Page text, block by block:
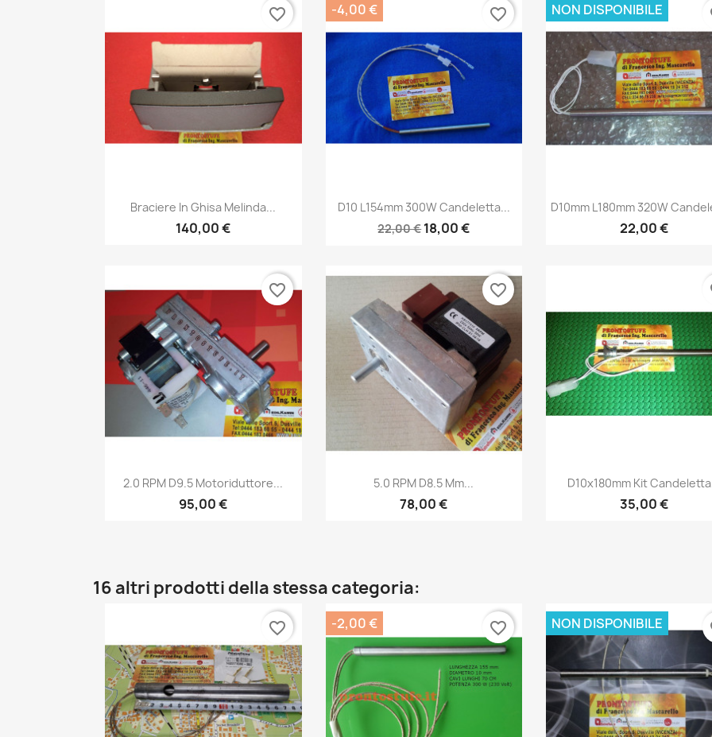
 Anteprima
Braciere In Ghisa Melinda...
140,00 €
favorite_border
Anteprima
D10 L154mm 300W Candeletta...
22,00 €18,00 €
-4,00 € favorite_border
Anteprima
D10mm L180mm 320W
22,00 €
NON DISPONIBILE
Anteprima
2.0 RPM D9.5 Motoriduttore...
95,00 €
favorite_border
Anteprima
5.0 RPM D8.5 Mm...
78,00 €
favorite_border
Anteprima
D10x180mm Kit
35,00 €
16 altri prodotti della stessa categoria:
favorite_border -2,00 € favorite_border NON DISPONIBILE